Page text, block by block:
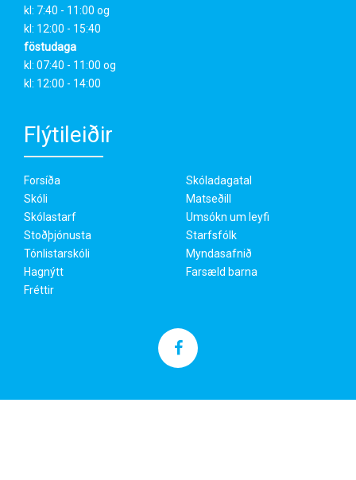
kl: 7:40 - 11:00 og
kl: 12:00 - 15:40
föstudaga
kl: 07:40 - 11:00 og
kl: 12:00 - 14:00
Flýtileiðir
Forsíða
Skóli
Skólastarf
Stoðþjónusta
Tónlistarskóli
Hagnýtt
Fréttir
Skóladagatal
Matseðill
Umsókn um leyfi
Starfsfólk
Myndasafnið
Farsæld barna